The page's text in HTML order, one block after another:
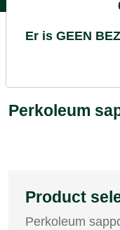
/ Winkel / Verf en
Perkoleum sapporo
Perkoleum
Product
Perkoleum
Er is GEEN